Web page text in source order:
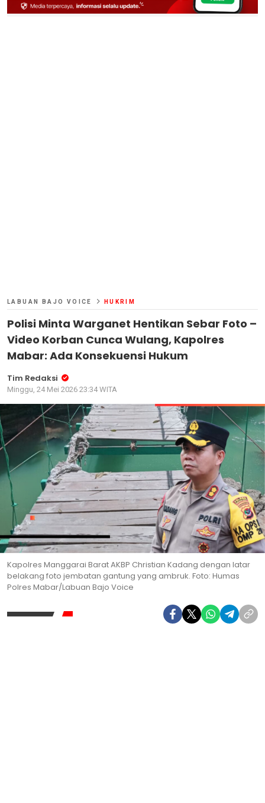
LABUAN BAJO VOICE HUKRIM
Polisi Minta Warganet Hentikan Sebar Foto –
Video Korban Cunca Wulang, Kapolres
Mabar: Ada Konsekuensi Hukum
Tim Redaksi
Minggu, 24 Mei 2026 23:34 WITA
Kapolres Manggarai Barat AKBP Christian Kadang dengan latar
belakang foto jembatan gantung yang ambruk. Foto: Humas
Polres Mabar/Labuan Bajo Voice